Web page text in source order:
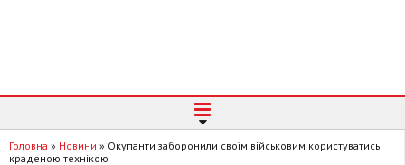
Головна » Новини » Окупанти заборонили своїм військовим користуватись
краденою технікою